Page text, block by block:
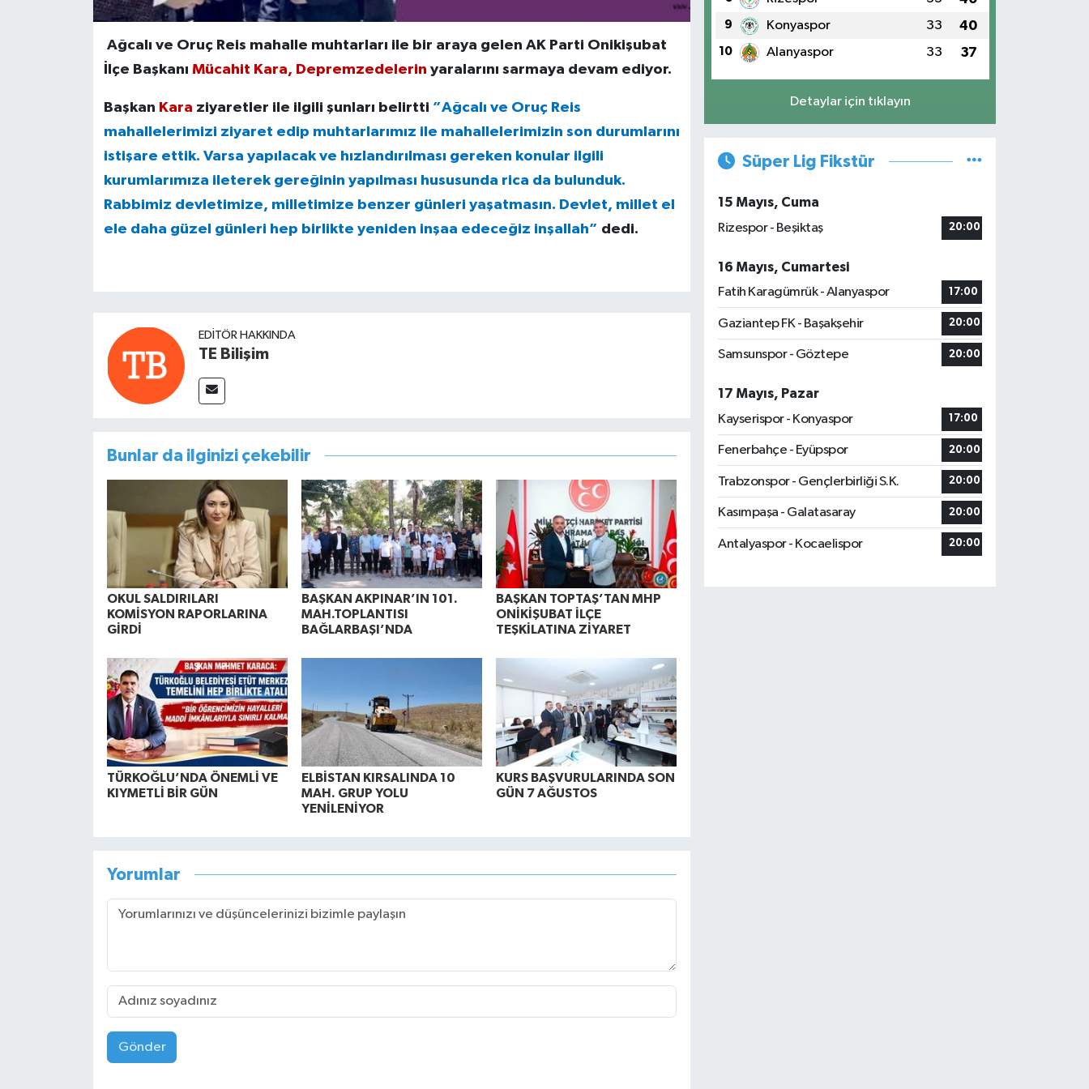
Ağcalı ve Oruç Reis mahalle muhtarları ile bir araya gelen AK Parti Onikişubat
İlçe Başkanı Mücahit Kara, Depremzedelerin yaralarını sarmaya devam ediyor.
Başkan Kara ziyaretler ile ilgili şunları belirtti ”Ağcalı ve Oruç Reis
mahallelerimizi ziyaret edip muhtarlarımız ile mahallelerimizin son durumlarını
istişare ettik. Varsa yapılacak ve hızlandırılması gereken konular ilgili
kurumlarımıza ileterek gereğinin yapılması hususunda rica da bulunduk.
Rabbimiz devletimize, milletimize benzer günleri yaşatmasın. Devlet, millet el
ele daha güzel günleri hep birlikte yeniden inşaa edeceğiz inşallah” dedi.
EDITÖR HAKKINDA
TE Bilişim
Bunlar da ilginizi çekebilir
OKUL SALDIRILARI
KOMİSYON RAPORLARINA
GİRDİ
BAŞKAN AKPINAR’IN 101.
MAH.TOPLANTISI
BAĞLARBAŞI’NDA
BAŞKAN TOPTAŞ’TAN MHP
ONİKİŞUBAT İLÇE
TEŞKİLATINA ZİYARET
TÜRKOĞLU’NDA ÖNEMLİ VE
KIYMETLİ BİR GÜN
ELBİSTAN KIRSALINDA 10
MAH. GRUP YOLU
YENİLENİYOR
KURS BAŞVURULARINDA SON
GÜN 7 AĞUSTOS
Yorumlar
Gönder
9 Konyaspor 33 40
10 Alanyaspor 33 37
Detaylar için tıklayın
Süper Lig Fikstür
15 Mayıs, Cuma
Rizespor - Beşiktaş
20:00
16 Mayıs, Cumartesi
Fatih Karagümrük - Alanyaspor
17:00
Gaziantep FK - Başakşehir 20:00
Samsunspor - Göztepe 20:00
17 Mayıs, Pazar
Kayserispor - Konyaspor
17:00
Fenerbahçe - Eyüpspor 20:00
Trabzonspor - Gençlerbirliği S.K. 20:00
Kasımpaşa - Galatasaray 20:00
Antalyaspor - Kocaelispor 20:00